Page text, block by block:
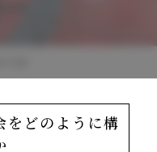
をどのように構